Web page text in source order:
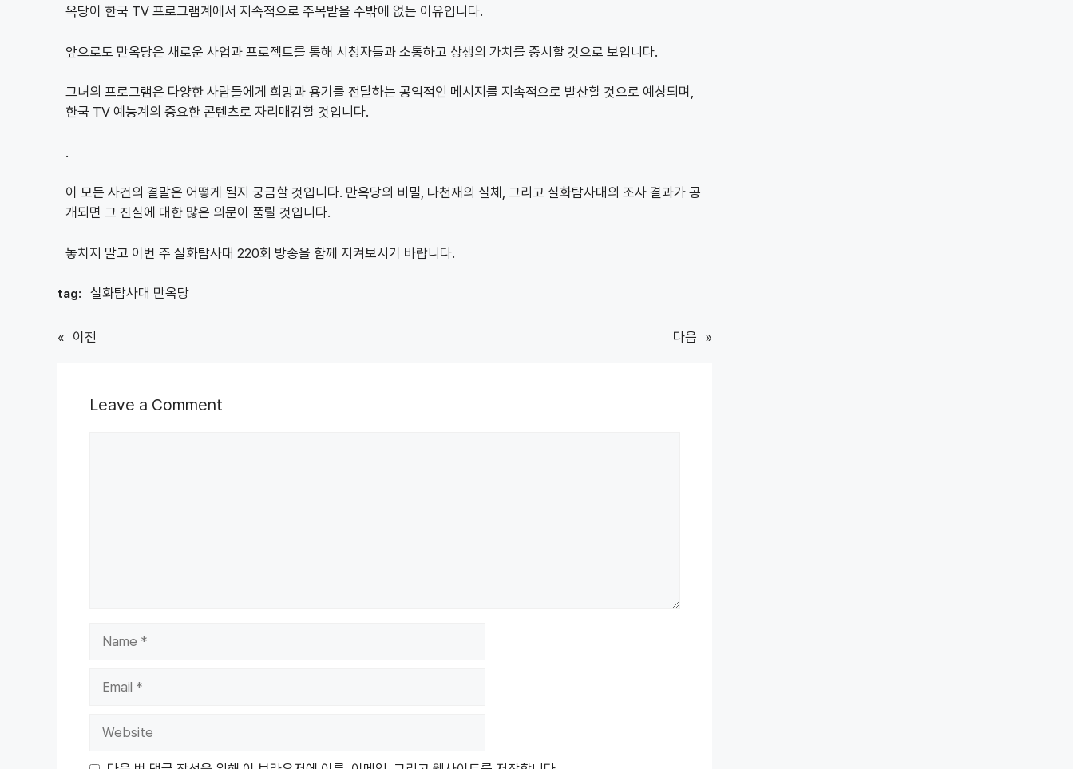
옥당이 한국 TV 프로그램계에서 지속적으로 주목받을 수밖에 없는 이유입니다.
앞으로도 만옥당은 새로운 사업과 프로젝트를 통해 시청자들과 소통하고 상생의 가치를 중시할 것으로 보입니다.
그녀의 프로그램은 다양한 사람들에게 희망과 용기를 전달하는 공익적인 메시지를 지속적으로 발산할 것으로 예상되며,
한국 TV 예능계의 중요한 콘텐츠로 자리매김할 것입니다.
.
이 모든 사건의 결말은 어떻게 될지 궁금할 것입니다. 만옥당의 비밀, 나천재의 실체, 그리고 실화탐사대의 조사 결과가 공
개되면 그 진실에 대한 많은 의문이 풀릴 것입니다.
놓치지 말고 이번 주 실화탐사대 220회 방송을 함께 지켜보시기 바랍니다.
tag: 실화탐사대 만옥당
« 이전 다음 »
Leave a Comment